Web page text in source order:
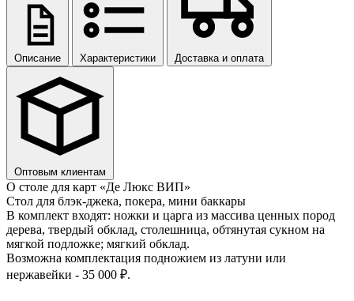
Описание Характеристики Доставка и оплата
Оптовым клиентам
О столе для карт «Де Люкс ВИП»
Стол для блэк-джека, покера, мини баккары
В комплект входят: ножки и царга из массива ценных пород
дерева, твердый обклад, столешница, обтянутая сукном на
мягкой подложке; мягкий обклад.
Возможна комплектация подножием из латуни или
нержавейки - 35 000 ₽.